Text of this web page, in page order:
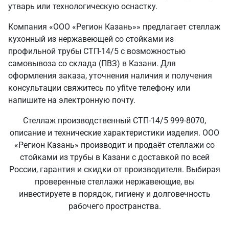
утварь или технологическую оснастку.
Компания «ООО «Регион Казань»» предлагает стеллаж
кухонный из нержавеющей со стойками из
профильной трубы СТП-14/5 с возможностью
самовывоза со склада (ПВЗ) в Казани. Для
оформления заказа, уточнения наличия и получения
консультации свяжитесь по yfitve телефону или
напишите на электронную почту.
Стеллаж производственный СТП-14/5 999-8070,
описание и технические характеристики изделия. ООО
«Регион Казань» производит и продаёт стеллажи со
стойками из трубы в Казани с доставкой по всей
России, гарантия и скидки от производителя. Выбирая
проверенные стеллажи нержавеющие, вы
инвестируете в порядок, гигиену и долговечность
рабочего пространства.